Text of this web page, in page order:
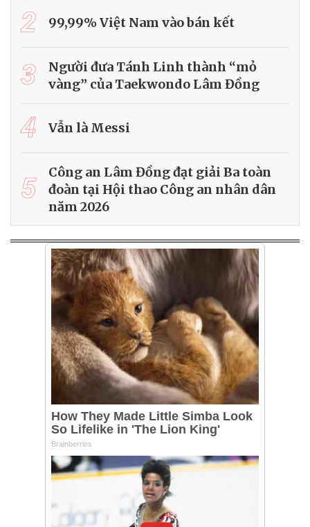
2 99,99% Việt Nam vào bán kết
3
Người đưa Tánh Linh thành “mỏ
vàng” của Taekwondo Lâm Đồng
4 Vẫn là Messi
5
Công an Lâm Đồng đạt giải Ba toàn
đoàn tại Hội thao Công an nhân dân
năm 2026